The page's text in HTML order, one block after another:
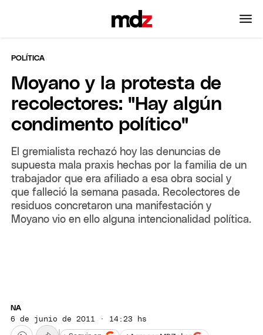
POLÍTICA
Moyano y la protesta de
recolectores: "Hay algún
condimento político"
El gremialista rechazó hoy las denuncias de
supuesta mala praxis hechas por la familia de un
trabajador que era afiliado a esa obra social y
que falleció la semana pasada. Recolectores de
residuos concretaron una manifestación y
Moyano vio en ello alguna intencionalidad política.
NA
6 de junio de 2011 · 14:23 hs